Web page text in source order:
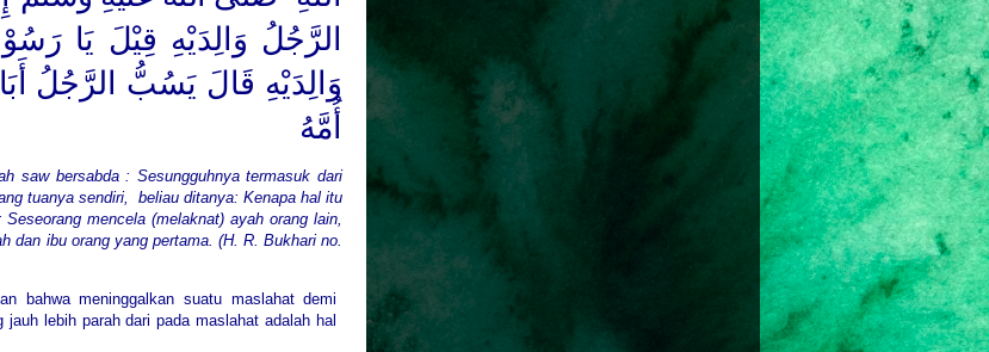
الرَّجُلُ وَالِدَيْهِ قِيْلَ يَا
وَالِدَيْهِ قَالَ يَسُبُّ الرَّجُلُ
أُمَّهُ
saw bersabda : Sesungguhnya termasuk dari
tuanya sendiri, beliau ditanya: Kenapa hal itu
mencela (melaknat) ayah orang lain,
dan ibu orang yang pertama. (H. R. Bukhari no.
bahwa meninggalkan suatu maslahat demi
lebih parah dari pada maslahat adalah hal